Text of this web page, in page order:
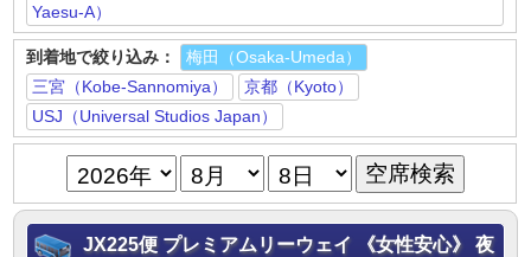
Yaesu-A）
到着地で絞り込み：
梅田（Osaka-Umeda）
三宮（Kobe-Sannomiya）
京都（Kyoto）
USJ（Universal Studios Japan）
JX225便 プレミアムリーウェイ 《女性安心》 夜